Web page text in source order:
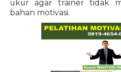
ukur agar trainer tidak
bahan motivasi.